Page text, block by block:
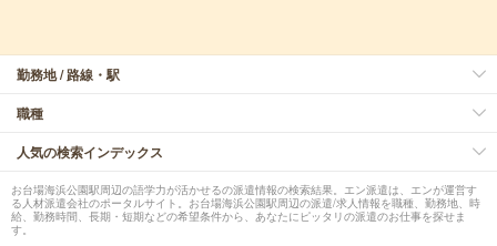
勤務地 / 路線・駅
職種
人気の検索インデックス
お台場海浜公園駅周辺の語学力が活かせるの派遣情報の検索結果。エン派遣は、エンが運営す
る人材派遣会社のポータルサイト。お台場海浜公園駅周辺の派遣/求人情報を職種、勤務地、時
給、勤務時間、長期・短期などの希望条件から、あなたにピッタリの派遣のお仕事を探せま
す。